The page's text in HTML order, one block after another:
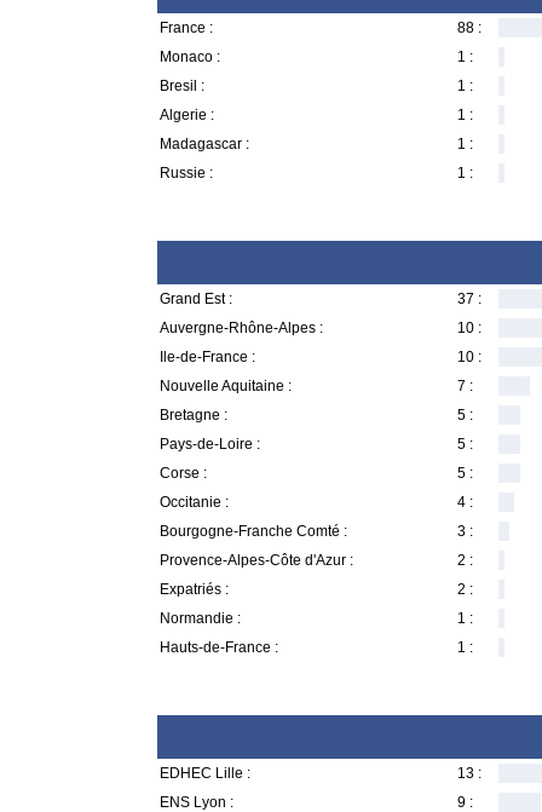
France :
88 :
Monaco :
1 :
Bresil :
1 :
Algerie :
1 :
Madagascar :
1 :
Russie :
1 :
Grand Est :
37 :
Auvergne-Rhône-Alpes :
10 :
Ile-de-France :
10 :
Nouvelle Aquitaine :
7 :
Bretagne :
5 :
Pays-de-Loire :
5 :
Corse :
5 :
Occitanie :
4 :
Bourgogne-Franche Comté :
3 :
Provence-Alpes-Côte d'Azur :
2 :
Expatriés :
2 :
Normandie :
1 :
Hauts-de-France :
1 :
EDHEC Lille :
13 :
ENS Lyon :
9 :